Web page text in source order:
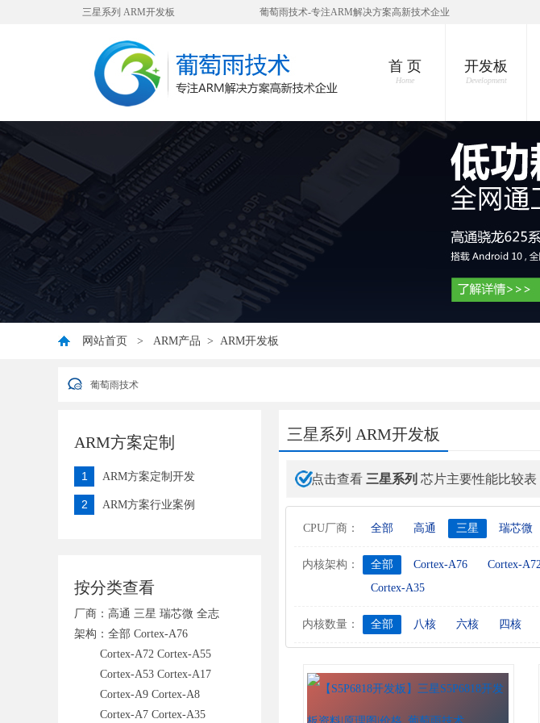
三星系列 ARM开发板 葡萄雨技术-专注ARM解决方案高新技术企业
首 页
Home
开发板
Development
网站首页 > ARM产品 > ARM开发板
葡萄雨技术
三星系列 ARM开发板
点击查看 三星系列 芯片主要性能比较表
CPU厂商： 全部 高通 三星 瑞芯微
内核架构： 全部 Cortex-A76 Cortex-
Cortex-A35
内核数量： 全部 八核 六核 四核
ARM方案定制
1 ARM方案定制开发
2 ARM方案行业案例
按分类查看
厂商： 高通 三星 瑞芯微 全志
架构： 全部 Cortex-A76
Cortex-A72 Cortex-A55
Cortex-A53 Cortex-A17
Cortex-A9 Cortex-A8
Cortex-A7 Cortex-A35